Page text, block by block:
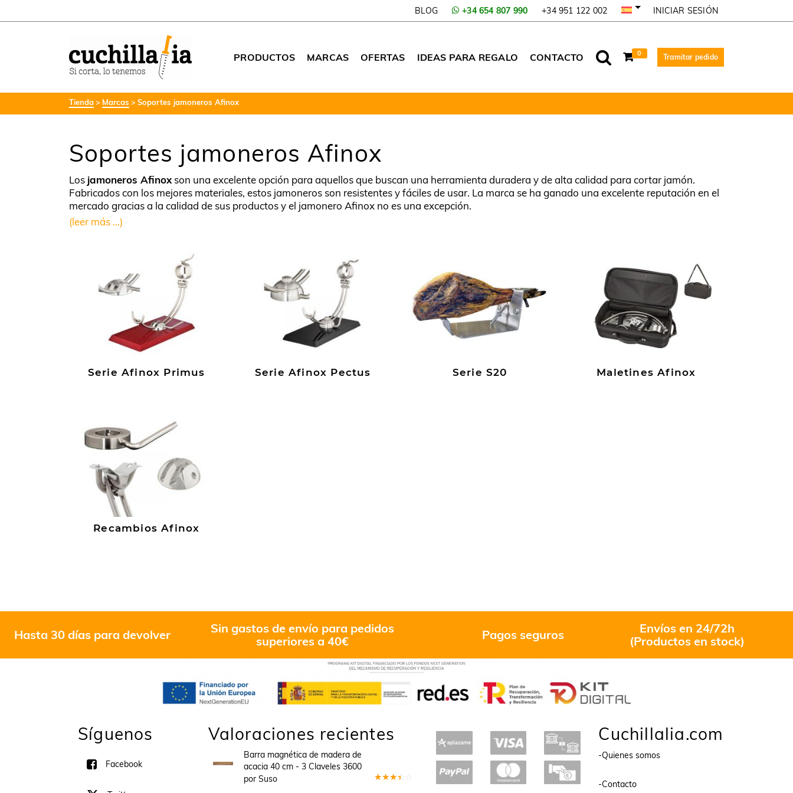
BLOG +34 654 807 990 +34 951 122 002 INICIAR SESIÓN
PRODUCTOS MARCAS OFERTAS IDEAS PARA REGALO CONTACTO 0 Tramitar pedido
Tienda Marcas Soportes jamoneros Afinox
Soportes jamoneros Afinox
Los jamoneros Afinox son una excelente opción para aquellos que buscan una herramienta duradera y de alta calidad para cortar jamón.
Fabricados con los mejores materiales, estos jamoneros son resistentes y fáciles de usar. La marca se ha ganado una excelente reputación en el
mercado gracias a la calidad de sus productos y el jamonero Afinox no es una excepción.
(leer más ...)
Serie Afinox Primus Serie Afinox Pectus Serie S20 Maletines Afinox
Recambios Afinox
Hasta 30 días para devolver
Sin gastos de envío para pedidos
superiores a 40€
Pagos seguros
Envíos en 24/72h
(Productos en stock)
Síguenos
Facebook
Valoraciones recientes
Barra magnética de madera de
acacia 40 cm - 3 Claveles 3600
por Suso
Cuchillalia.com
-Quienes somos
-Contacto